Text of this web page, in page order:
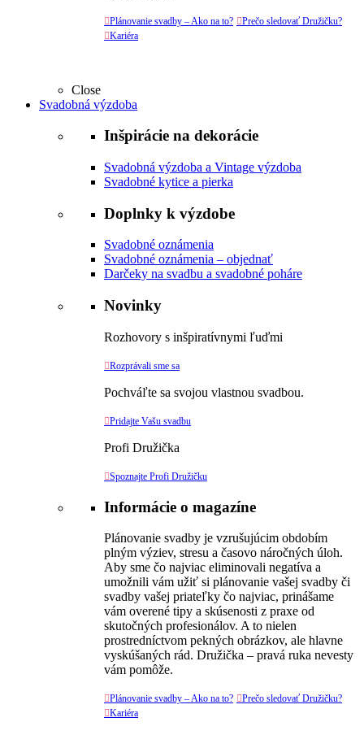
Plánovanie svadby – Ako na to? Prečo sledovať Družičku?
Kariéra
Close
Svadobná výzdoba
Inšpirácie na dekorácie
Svadobná výzdoba a Vintage výzdoba
Svadobné kytice a pierka
Doplnky k výzdobe
Svadobné oznámenia
Svadobné oznámenia – objednať
Darčeky na svadbu a svadobné poháre
Novinky
Rozhovory s inšpiratívnymi ľuďmi
Rozprávali sme sa
Pochváľte sa svojou vlastnou svadbou.
Pridajte Vašu svadbu
Profi Družička
Spoznajte Profi Družičku
Informácie o magazíne
Plánovanie svadby je vzrušujúcim obdobím
plným výziev, stresu a časovo náročných úloh.
Aby sme čo najviac eliminovali negatíva a
umožnili vám užiť si plánovanie vašej svadby či
svadby vašej priateľky čo najviac, prinášame
vám overené tipy a skúsenosti z praxe od
skutočných profesionálov. A to nielen
prostredníctvom pekných obrázkov, ale hlavne
vyskúšaných rád. Družička – pravá ruka nevesty
vám pomôže.
Plánovanie svadby – Ako na to? Prečo sledovať Družičku?
Kariéra